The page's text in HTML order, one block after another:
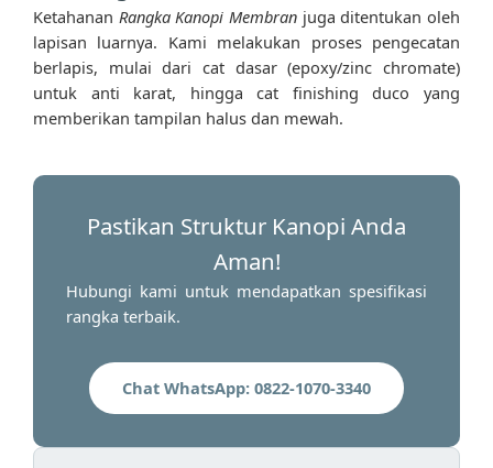
Ketahanan Rangka Kanopi Membran juga ditentukan oleh
lapisan luarnya. Kami melakukan proses pengecatan
berlapis, mulai dari cat dasar (epoxy/zinc chromate)
untuk anti karat, hingga cat finishing duco yang
memberikan tampilan halus dan mewah.
Pastikan Struktur Kanopi Anda
Aman!
Hubungi kami untuk mendapatkan spesifikasi
rangka terbaik.
Chat WhatsApp: 0822-1070-3340